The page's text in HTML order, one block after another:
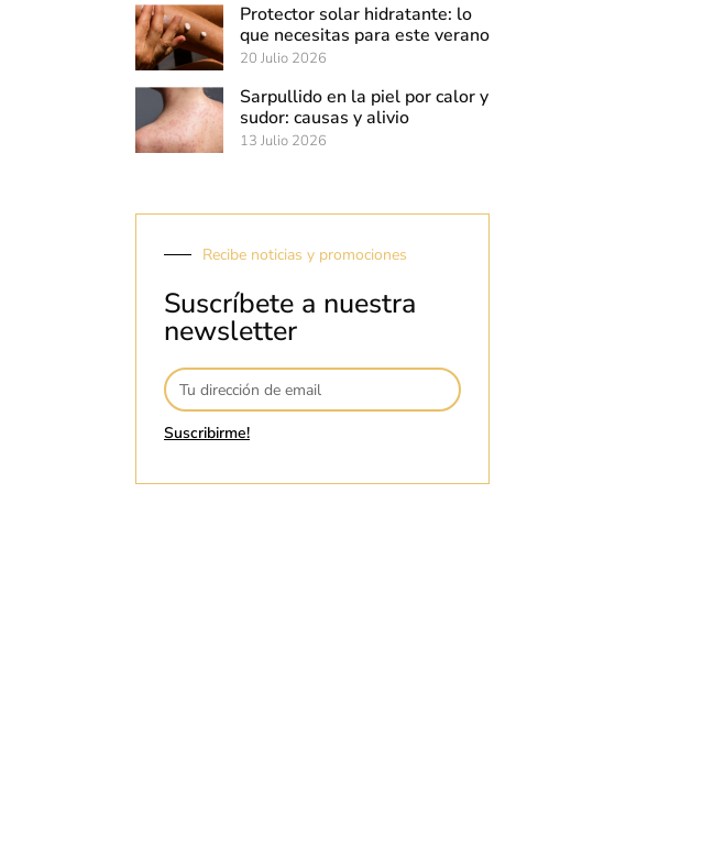
Protector solar hidratante: lo
que necesitas para este verano
20 Julio 2026
Sarpullido en la piel por calor y
sudor: causas y alivio
13 Julio 2026
Recibe noticias y promociones
Suscríbete a nuestra
newsletter
Suscribirme!